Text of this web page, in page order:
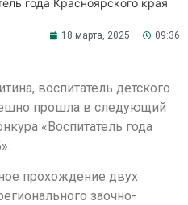
года Красноярского края
18 марта, 2025 09:36
воспитатель детского
прошла в следующий
«Воспитатель года
прохождение двух
заочно-